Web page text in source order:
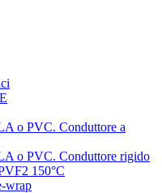
o PVC. Conduttore a
o PVC. Conduttore rigido
150°C
wrap